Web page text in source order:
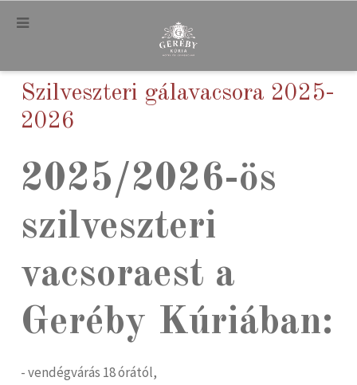
.
Szilveszteri gálavacsora 2025-
2026
2025/2026-ös
szilveszteri
vacsoraest a
Geréby Kúriában:
- vendégvárás 18 órától,